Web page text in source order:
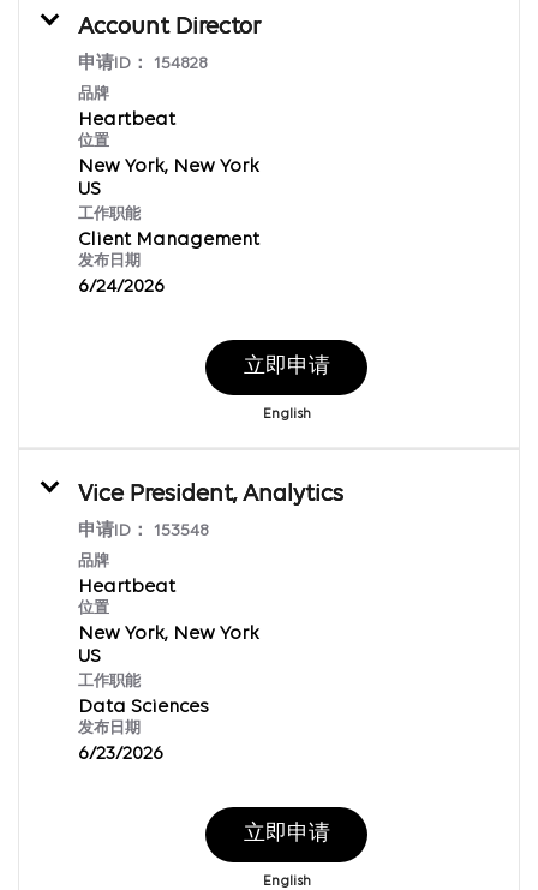
Account Director
申请ID： 154828
品牌
Heartbeat
位置
New York, New York
工作职能
Client Management
发布日期
6/24/2026
立即申请
English
Vice President, Analytics
申请ID： 153548
品牌
Heartbeat
位置
New York, New York
工作职能
Data Sciences
发布日期
6/23/2026
立即申请
English